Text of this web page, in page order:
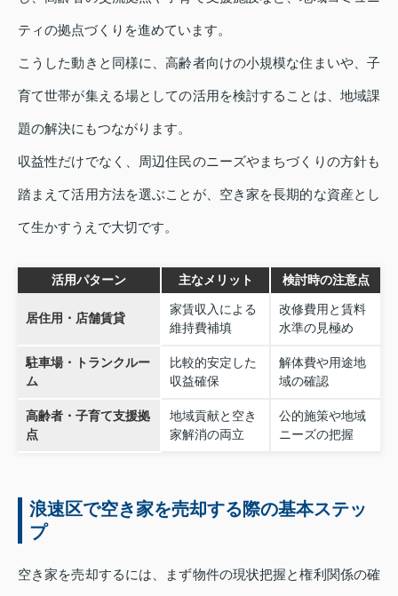
ティの拠点づくりを進めています。
こうした動きと同様に、高齢者向けの小規模な住まいや、子
育て世帯が集える場としての活用を検討することは、地域課
題の解決にもつながります。
収益性だけでなく、周辺住民のニーズやまちづくりの方針も
踏まえて活用方法を選ぶことが、空き家を長期的な資産とし
て生かすうえで大切です。
活用パターン 主なメリット 検討時の注意点
居住用・店舗賃貸
家賃収入による
維持費補填
改修費用と賃料
水準の見極め
駐車場・トランクルー
ム
比較的安定した
収益確保
解体費や用途地
域の確認
高齢者・子育て支援拠
点
地域貢献と空き
家解消の両立
公的施策や地域
ニーズの把握
浪速区で空き家を売却する際の基本ステッ
プ
空き家を売却するには、まず物件の現状把握と権利関係の確